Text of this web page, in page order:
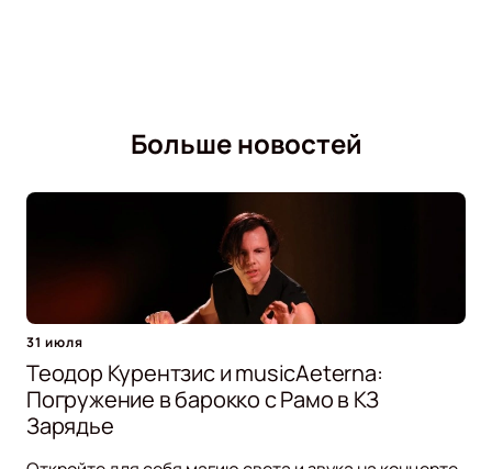
Больше новостей
31 июля
Теодор Курентзис и musicAeterna:
Погружение в барокко с Рамо в КЗ
Зарядье